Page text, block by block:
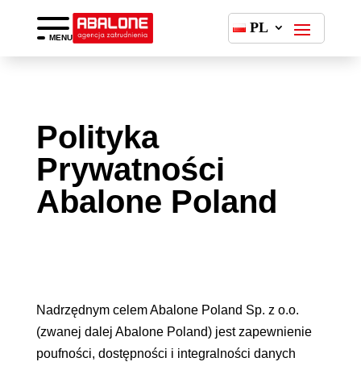
MENU
PL
Polityka
Prywatności
Abalone Poland
Nadrzędnym celem Abalone Poland Sp. z o.o.
(zwanej dalej Abalone Poland) jest zapewnienie
poufności, dostępności i integralności danych